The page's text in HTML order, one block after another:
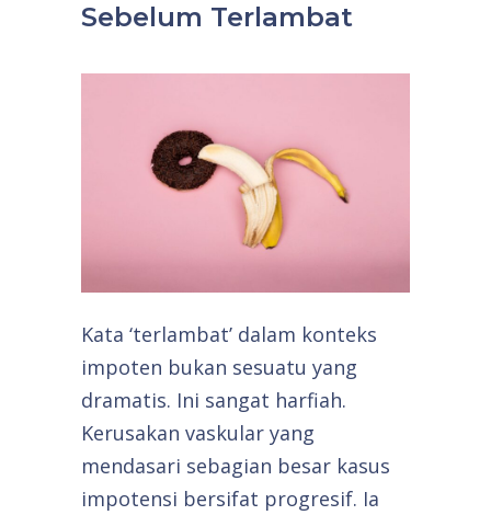
Sebelum Terlambat
Kata ‘terlambat’ dalam konteks
impoten bukan sesuatu yang
dramatis. Ini sangat harfiah.
Kerusakan vaskular yang
mendasari sebagian besar kasus
impotensi bersifat progresif. Ia